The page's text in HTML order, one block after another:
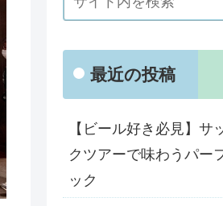
最近の投稿
【ビール好き必見】サ
クツアーで味わうパー
ック